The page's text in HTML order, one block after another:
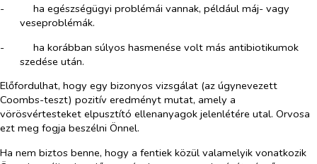
-​
ha egészségügyi problémái vannak, például máj- vagy
veseproblémák.
-​
ha korábban súlyos hasmenése volt más antibiotikumok
szedése után.
Előfordulhat, hogy egy bizonyos vizsgálat (az úgynevezett
Coombs-teszt) pozitív eredményt mutat, amely a
vörösvértesteket elpusztító ellenanyagok jelenlétére utal. Orvosa
ezt meg fogja beszélni Önnel.
Ha nem biztos benne, hogy a fentiek közül valamelyik vonatkozik